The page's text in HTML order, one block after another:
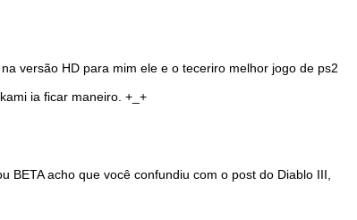
versão HD para mim ele e o teceriro melhor jogo de ps2
ia ficar maneiro. +_+
acho que você confundiu com o post do Diablo III,